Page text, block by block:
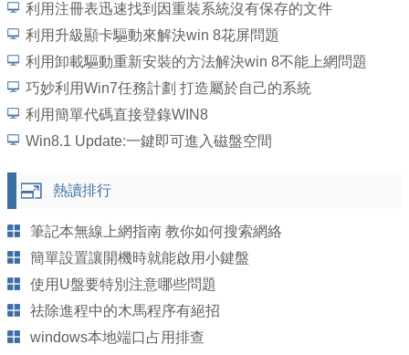
利用注冊表迅速找到因重裝系統沒有保存的文件
利用升級顯卡驅動來解決win 8花屏問題
利用卸載驅動重新安裝的方法解決win 8不能上網問題
巧妙利用Win7任務計劃 打造屬於自己的系統
利用簡單代碼直接登錄WIN8
Win8.1 Update:一鍵即可進入磁盤空間
熱讀排行
筆記本無線上網指南 教你如何搜索網絡
簡單設置讓開機時就能啟用小鍵盤
使用U盤要特別注意哪些問題
祛除進程中的木馬程序有絕招
windows本地端口占用排查